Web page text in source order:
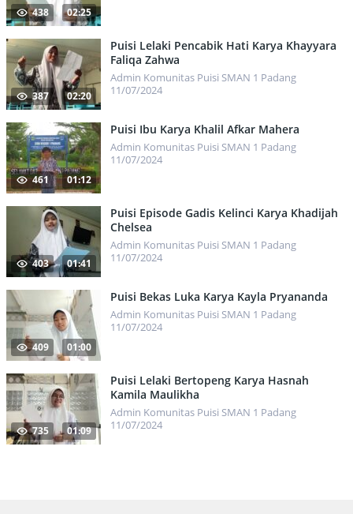
438 02:25
387 02:20
Puisi Lelaki Pencabik Hati Karya Khayyara
Faliqa Zahwa
Admin Komunitas Puisi SMAN 1 Padang
11/07/2024
461 01:12
Puisi Ibu Karya Khalil Afkar Mahera
Admin Komunitas Puisi SMAN 1 Padang
11/07/2024
403 01:41
Puisi Episode Gadis Kelinci Karya Khadijah
Chelsea
Admin Komunitas Puisi SMAN 1 Padang
11/07/2024
409 01:00
Puisi Bekas Luka Karya Kayla Pryananda
Admin Komunitas Puisi SMAN 1 Padang
11/07/2024
735 01:09
Puisi Lelaki Bertopeng Karya Hasnah
Kamila Maulikha
Admin Komunitas Puisi SMAN 1 Padang
11/07/2024